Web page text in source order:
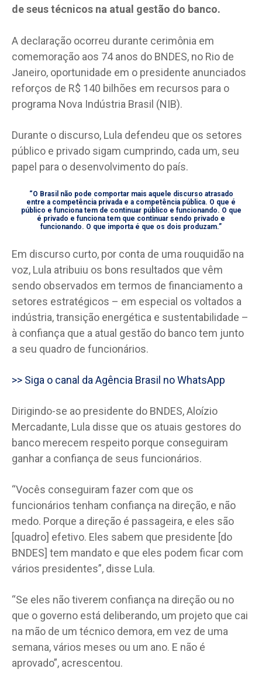
de seus técnicos na atual gestão do banco.
A declaração ocorreu durante cerimônia em
comemoração aos 74 anos do BNDES, no Rio de
Janeiro, oportunidade em o presidente anunciados
reforços de R$ 140 bilhões em recursos para o
programa Nova Indústria Brasil (NIB).
Durante o discurso, Lula defendeu que os setores
público e privado sigam cumprindo, cada um, seu
papel para o desenvolvimento do país.
“O Brasil não pode comportar mais aquele discurso atrasado
entre a competência privada e a competência pública. O que é
público e funciona tem de continuar público e funcionando. O que
é privado e funciona tem que continuar sendo privado e
funcionando. O que importa é que os dois produzam.”
Em discurso curto, por conta de uma rouquidão na
voz, Lula atribuiu os bons resultados que vêm
sendo observados em termos de financiamento a
setores estratégicos – em especial os voltados a
indústria, transição energética e sustentabilidade –
à confiança que a atual gestão do banco tem junto
a seu quadro de funcionários.
>> Siga o canal da Agência Brasil no WhatsApp
Dirigindo-se ao presidente do BNDES, Aloízio
Mercadante, Lula disse que os atuais gestores do
banco merecem respeito porque conseguiram
ganhar a confiança de seus funcionários.
“Vocês conseguiram fazer com que os
funcionários tenham confiança na direção, e não
medo. Porque a direção é passageira, e eles são
[quadro] efetivo. Eles sabem que presidente [do
BNDES] tem mandato e que eles podem ficar com
vários presidentes”, disse Lula.
“Se eles não tiverem confiança na direção ou no
que o governo está deliberando, um projeto que cai
na mão de um técnico demora, em vez de uma
semana, vários meses ou um ano. E não é
aprovado”, acrescentou.